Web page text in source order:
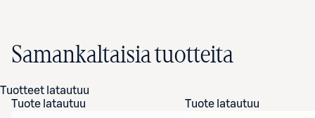
Samankaltaisia tuotteita
Tuotteet latautuu
Tuote latautuu
Tuote latautuu